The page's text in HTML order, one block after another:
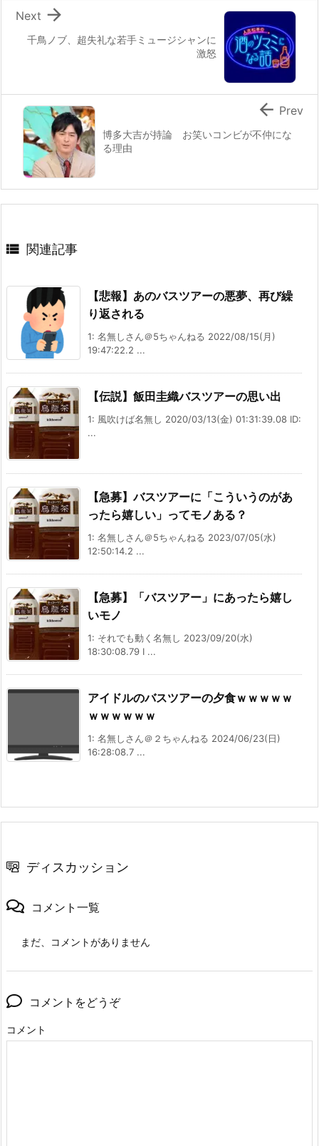
千鳥ノブ、超失礼な若手ミュージシャンに
激怒

Next
博多大吉が持論 お笑いコンビが不仲にな
る理由
 Prev
 関連記事
【悲報】あのバスツアーの悪夢、再び繰
り返される
1: 名無しさん＠5ちゃんねる 2022/08/15(月)
19:47:22.2 ...
【伝説】飯田圭織バスツアーの思い出
1: 風吹けば名無し 2020/03/13(金) 01:31:39.08 ID:
...
【急募】バスツアーに「こういうのがあ
ったら嬉しい」ってモノある？
1: 名無しさん＠5ちゃんねる 2023/07/05(水)
12:50:14.2 ...
【急募】「バスツアー」にあったら嬉し
いモノ
1: それでも動く名無し 2023/09/20(水)
18:30:08.79 I ...
アイドルのバスツアーの夕食ｗｗｗｗｗ
ｗｗｗｗｗｗ
1: 名無しさん＠２ちゃんねる 2024/06/23(日)
16:28:08.7 ...
ディスカッション
コメント一覧
まだ、コメントがありません
コメントをどうぞ
コメント